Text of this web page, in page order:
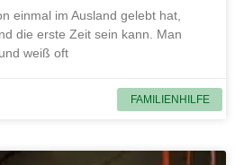
FAMILIENHILFE
einmal im Ausland gelebt hat,
die erste Zeit sein kann. Man
weiß oft